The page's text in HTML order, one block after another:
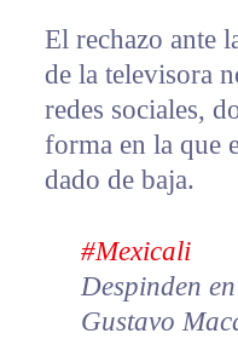
El rechazo ante
de la televisora
redes sociales,
forma en la que
dado de baja.
#Mexicali
Despinden
Gustavo